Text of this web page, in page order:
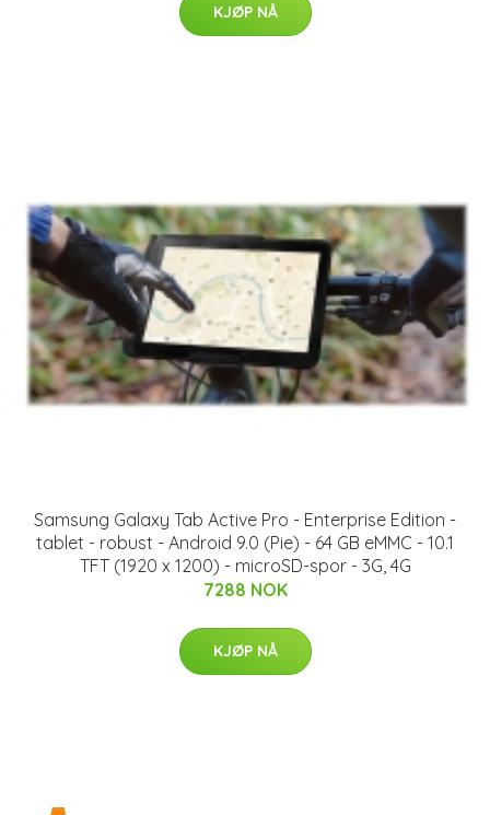
KJØP NÅ
Samsung Galaxy Tab Active Pro - Enterprise Edition -
tablet - robust - Android 9.0 (Pie) - 64 GB eMMC - 10.1
TFT (1920 x 1200) - microSD-spor - 3G, 4G
7288 NOK
KJØP NÅ